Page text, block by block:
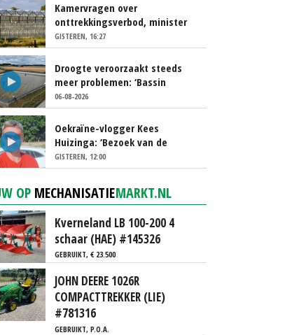
Kamervragen over
onttrekkingsverbod, minister
spreekt van ‘ondernemersrisico’
GISTEREN, 16:27
Droogte veroorzaakt steeds
meer problemen: ‘Bassin
afgelopen week al leeg’
06-08-2026
Oekraïne-vlogger Kees
Huizinga: ‘Bezoek van de
ambassade mag zelf groente
plukken’
GISTEREN, 12:00
OP MECHANISATIEMARKT.NL
Kverneland LB 100-200 4
schaar (HAE) #145326
GEBRUIKT, € 23.500
JOHN DEERE 1026R
COMPACTTREKKER (LIE)
#781316
GEBRUIKT, P.O.A.